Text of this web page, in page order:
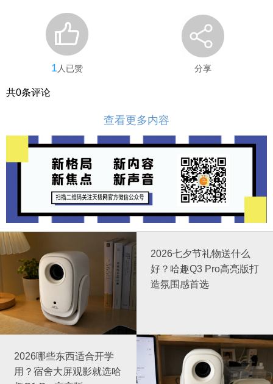
1 人已赞 分享
共0条评论
查看更多内容
2026七夕节礼物送什么
好？哈趣Q3 Pro高亮版打
造氛围感首选
2026哪些东西适合开学
用？宿舍大屏观影就选哈